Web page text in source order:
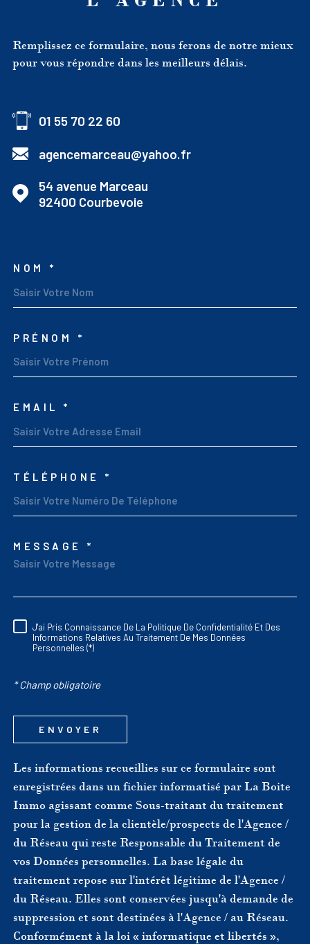
Remplissez ce formulaire, nous ferons de notre mieux
pour vous répondre dans les meilleurs délais.
01 55 70 22 60
agencemarceau@yahoo.fr
54 avenue Marceau
92400
Courbevoie
NOM *
PRÉNOM *
EMAIL *
TÉLÉPHONE *
MESSAGE *
RÈGLEMENTATION
J'ai Pris Connaissance De La Politique De Confidentialité Et Des
Informations Relatives Au Traitement De Mes Données
Personnelles (*)
* Champ obligatoire
ENVOYER
Les informations recueillies sur ce formulaire sont
enregistrées dans un fichier informatisé par La Boite
Immo agissant comme Sous-traitant du traitement
pour la gestion de la clientèle/prospects de l'Agence /
du Réseau qui reste Responsable du Traitement de
vos Données personnelles. La base légale du
traitement repose sur l'intérêt légitime de l'Agence /
du Réseau. Elles sont conservées jusqu'à demande de
suppression et sont destinées à l'Agence / au Réseau.
Conformément à la loi « informatique et libertés »,